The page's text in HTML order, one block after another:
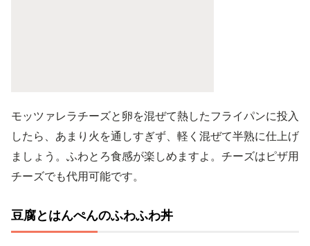
モッツァレラチーズと卵を混ぜて熱したフライパンに投入
したら、あまり火を通しすぎず、軽く混ぜて半熟に仕上げ
ましょう。ふわとろ食感が楽しめますよ。チーズはピザ用
チーズでも代用可能です。
豆腐とはんぺんのふわふわ丼